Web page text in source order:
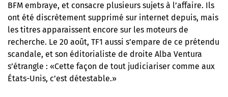
BFM embraye, et consacre plusieurs sujets à l’affaire. Ils
ont été discrètement supprimé sur internet depuis, mais
les titres apparaissent encore sur les moteurs de
recherche. Le 20 août, TF1 aussi s’empare de ce prétendu
scandale, et son éditorialiste de droite Alba Ventura
s’étrangle : «Cette façon de tout judiciariser comme aux
États-Unis, c’est détestable.»